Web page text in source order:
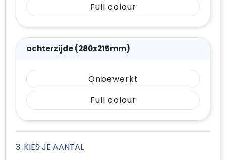
Full colour
achterzijde (280x215mm)
Onbewerkt
Full colour
3. KIES JE AANTAL